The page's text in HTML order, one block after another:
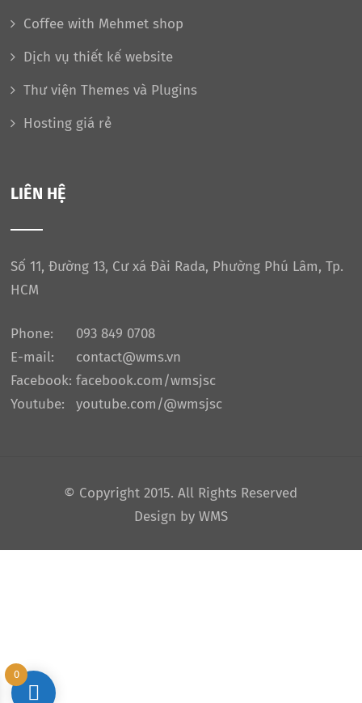
Coffee with Mehmet shop
Dịch vụ thiết kế website
Thư viện Themes và Plugins
Hosting giá rẻ
LIÊN HỆ
Số 11, Đường 13, Cư xá Đài Rada, Phường Phú Lâm, Tp.
HCM
Phone:
093 849 0708
E-mail:
contact@wms.vn
Facebook: facebook.com/wmsjsc
Youtube:
youtube.com/@wmsjsc
© Copyright 2015. All Rights Reserved
Design by WMS
0